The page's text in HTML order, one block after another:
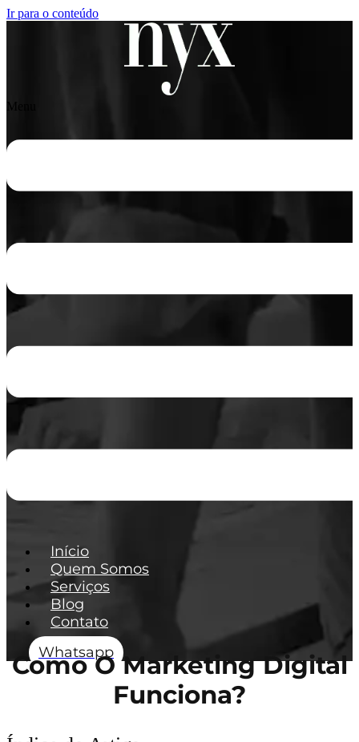
Ir para o conteúdo
Menu
Início
Quem Somos
Serviços
Blog
Contato
Whatsapp
Como O Marketing Digital
Funciona?